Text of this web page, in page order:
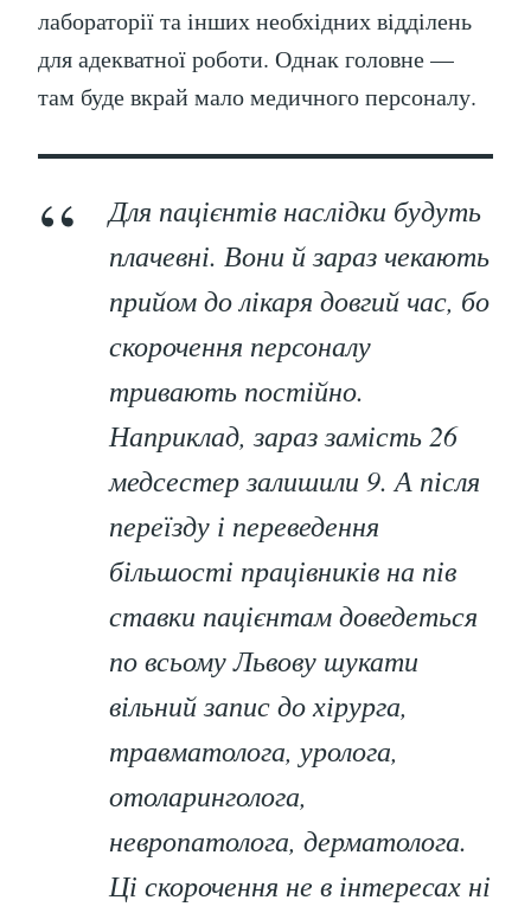
лабораторії та інших необхідних відділень
для адекватної роботи. Однак головне —
там буде вкрай мало медичного персоналу.
Для пацієнтів наслідки будуть
плачевні. Вони й зараз чекають
прийом до лікаря довгий час, бо
скорочення персоналу
тривають постійно.
Наприклад, зараз замість 26
медсестер залишили 9. А після
переїзду і переведення
більшості працівників на пів
ставки пацієнтам доведеться
по всьому Львову шукати
вільний запис до хірурга,
травматолога, уролога,
отоларинголога,
невропатолога, дерматолога.
Ці скорочення не в інтересах ні